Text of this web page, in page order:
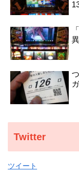
Twitter
ツイート